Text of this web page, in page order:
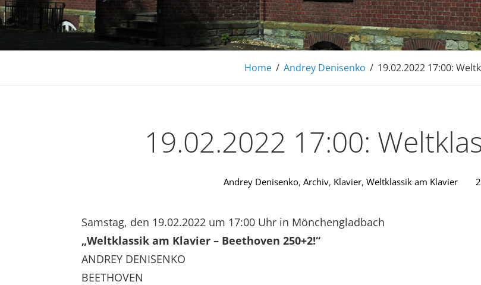
Home / Andrey Denisenko / 19.02.2022 17:00:
19.02.2022 17:00:
Andrey Denisenko, Archiv, Klavier, Weltklassik am Klavier
Samstag, den 19.02.2022 um 17:00 Uhr in Mönchengladbach
„Weltklassik am Klavier – Beethoven 250+2!“
ANDREY DENISENKO
BEETHOVEN